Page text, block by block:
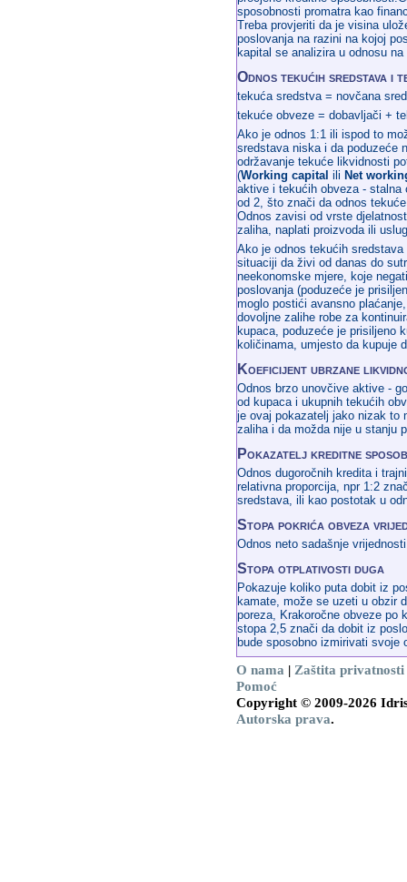
sposobnosti promatra kao
Treba provjeriti da je visina
poslovanja na razini na kojoj
kapital se analizira u odnosu
Odnos tekućih sredstava i
tekuća sredstva = novčana
tekuće obveze = dobavljači +
Ako je odnos 1:1 ili ispod to
sredstava niska i da poduzeće
održavanje tekuće likvidnosti
(Working capital ili Net
aktive i tekućih obveza - stalna
od 2, što znači da odnos
Odnos zavisi od vrste
zaliha, naplati proizvoda ili
Ako je odnos tekućih
situaciji da živi od danas do
neekonomske mjere, koje
poslovanja (poduzeće je
moglo postići avansno
dovoljne zalihe robe za
kupaca, poduzeće je prisiljeno
količinama, umjesto da kupuje
Koeficijent ubrzane
Odnos brzo unovčive aktive -
od kupaca i ukupnih tekućih
je ovaj pokazatelj jako nizak to
zaliha i da možda nije u stanju
Pokazatelj kreditne
Odnos dugoročnih kredita i
relativna proporcija, npr 1:2
sredstava, ili kao postotak u
Stopa pokrića obveza
Odnos neto sadašnje
Stopa otplativosti duga
Pokazuje koliko puta dobit iz
kamate, može se uzeti u obzir
poreza, Krakoročne obveze po
stopa 2,5 znači da dobit iz
bude sposobno izmirivati svoje
O nama | Zaštita privatnosti
Pomoć
Copyright © 2009-2026
Autorska prava.